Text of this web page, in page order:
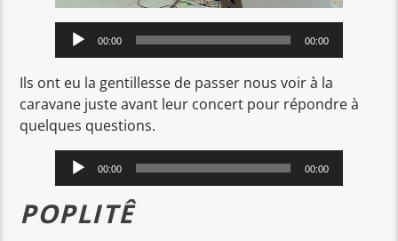
Lecteur
audio
00:00 00:00
Ils ont eu la gentillesse de passer nous voir à la
caravane juste avant leur concert pour répondre à
quelques questions.
Lecteur
audio
00:00 00:00
POPLITÊ